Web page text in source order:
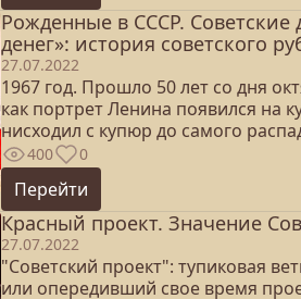
Рожденные в СССР. Советские
денег»: история советского
27.07.2022
1967 год. Прошло 50 лет со дня
как портрет Ленина появился на
нисходил с купюр до самого
400 0
Перейти
Красный проект. Значение
27.07.2022
"Советский проект": тупиковая
или опередивший свое время